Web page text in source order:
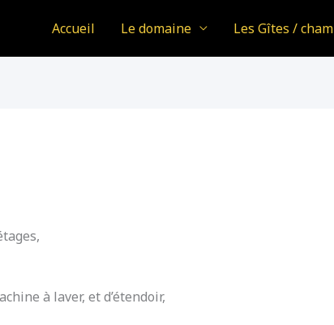
Accueil Le domaine Les Gîtes /
à laver, et d’étendoir,